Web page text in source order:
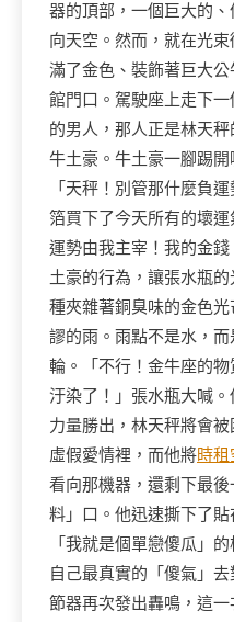
器的頂部，一個巨大的
向天空。然而，就在光
滿了金色、裝飾著巨大
館門口。駕駛座上走下
的男人，那人正是林天
牛土豪。牛土豪一腳踢開
「天秤！別管那什麼負
箔買下了今天所有的壞
運勢由我主宰！我的金
土豪的行為，讓張水瓶
種夾雜著銅臭味的金色
謬的雨。雨點不是水，
輪。「不行！金牛座的
汙染了！」張水瓶大喊
力量勝出，林天秤將會
虛假愛情裡，而他將時租
看向那機器，還剩下最
料」口。他迅速撕下了
「我就是個單戀傻瓜」
自己最真實的「傻氣」
節器再次發出轟鳴，這